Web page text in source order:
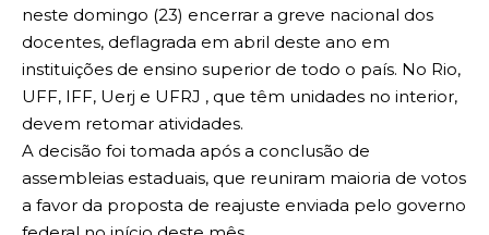
neste domingo (23) encerrar a greve nacional dos
docentes, deflagrada em abril deste ano em
instituições de ensino superior de todo o país. No Rio,
UFF, IFF, Uerj e UFRJ , que têm unidades no interior,
devem retomar atividades.
A decisão foi tomada após a conclusão de
assembleias estaduais, que reuniram maioria de votos
a favor da proposta de reajuste enviada pelo governo